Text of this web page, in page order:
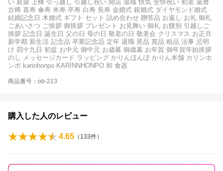
い 新築 上棟 引っ越し 引越し祝い 開店 退職 快気 全快祝い 初老 還暦
古稀 喜寿 傘寿 米寿 卒寿 白寿 長寿 金婚式 銀婚式 ダイヤモンド婚式
結婚記念日 木婚式 ギフト セット 詰め合わせ 贈答品 お返し お礼 御礼
ごあいさつ ご挨拶 御挨拶 プレゼント お見舞い 御礼 お餞別 引越しご
挨拶 記念日 誕生日 父の日 母の日 敬老の日 敬老会 クリスマス お正月
新学期 新生活 記念品 卒業記念品 定年 退職 景品 賞品 粗品 法事 忌明
け 四十九日 初盆 お中元 御中元 お歳暮 御歳暮 お年賀 御年賀年始挨拶
のし メッセージカード ラッピング かりんほんぽ かりん本舗 カリンホ
ンポ karinhonpo KARINNHONPO 和 食器
商品番号：ob-213
購入した人のレビュー
4.65 （ 133件）